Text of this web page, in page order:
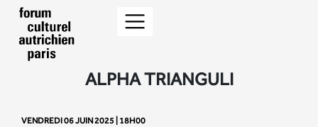
ALPHA TRIANGULI
VENDREDI 06 JUIN 2025 | 18H00